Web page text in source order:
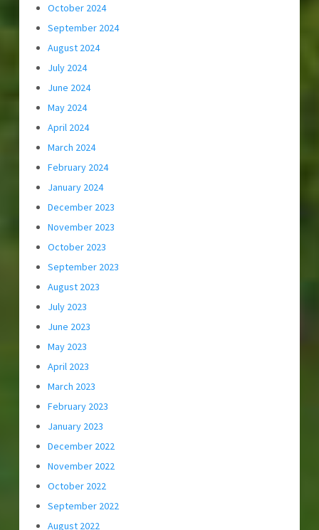
October 2024
September 2024
August 2024
July 2024
June 2024
May 2024
April 2024
March 2024
February 2024
January 2024
December 2023
November 2023
October 2023
September 2023
August 2023
July 2023
June 2023
May 2023
April 2023
March 2023
February 2023
January 2023
December 2022
November 2022
October 2022
September 2022
August 2022